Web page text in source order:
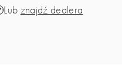
Lub znajdź dealera